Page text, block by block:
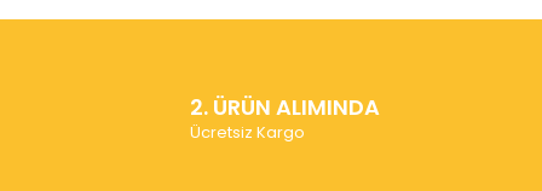
2. ÜRÜN ALIMINDA
Ücretsiz Kargo